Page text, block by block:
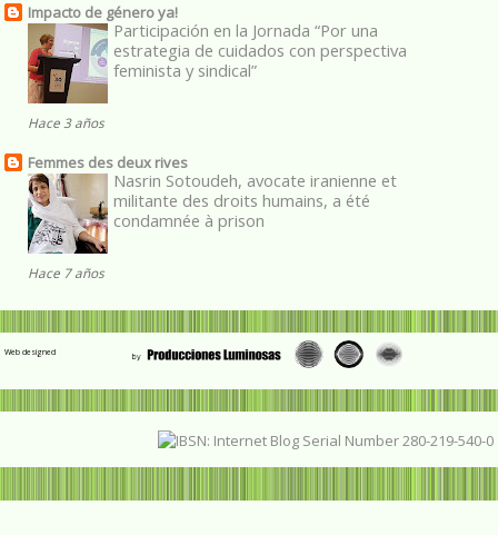
Impacto de género ya!
Participación en la Jornada “Por una
estrategia de cuidados con perspectiva
feminista y sindical”
Hace 3 años
Femmes des deux rives
Nasrin Sotoudeh, avocate iranienne et
militante des droits humains, a été
condamnée à prison
Hace 7 años
Web designed